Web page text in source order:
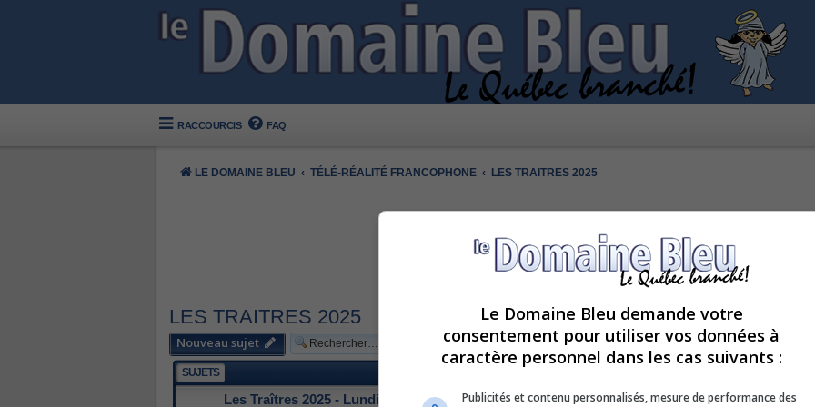
RACCOURCIS FAQ
LE DOMAINE BLEU TÉLÉ-RÉALITÉ FRANCOPHONE LES TRAITRES 2025
LES TRAITRES 2025
Nouveau sujet Rechercher
Recherche avancée
SUJETS
Les Traîtres 2025 - Lundi 24 mars à 20 h sur Noovo et CRAVE
Le Domaine Bleu demande votre
consentement pour utiliser vos données à
caractère personnel dans les cas suivants :
Publicités et contenu personnalisés, mesure de performance des